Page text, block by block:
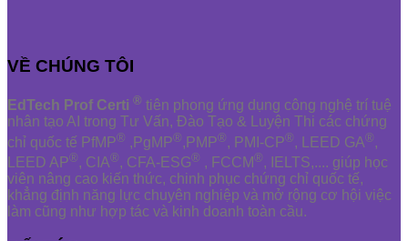
VỀ CHÚNG TÔI
EdTech Prof Certi ® tiên phong ứng dụng công nghệ trí tuệ
nhân tạo AI trong Tư Vấn, Đào Tạo & Luyện Thi các chứng
chỉ quốc tế PfMP® ,PgMP®,PMP®, PMI-CP®, LEED GA®,
LEED AP®, CIA®, CFA-ESG® , FCCM®, IELTS,.... giúp học
viên nâng cao kiến thức, chinh phục chứng chỉ quốc tế,
khẳng định năng lực chuyên nghiệp và mở rộng cơ hội việc
làm cũng như hợp tác và kinh doanh toàn cầu.